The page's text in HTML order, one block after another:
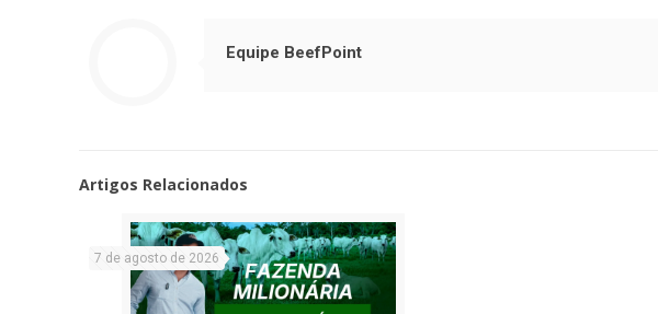
Equipe BeefPoint
Artigos Relacionados
7 de agosto de 2026